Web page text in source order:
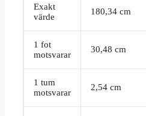
Exakt
värde
180,34 cm
1 fot
motsvarar
30,48 cm
1 tum
motsvarar
2,54 cm